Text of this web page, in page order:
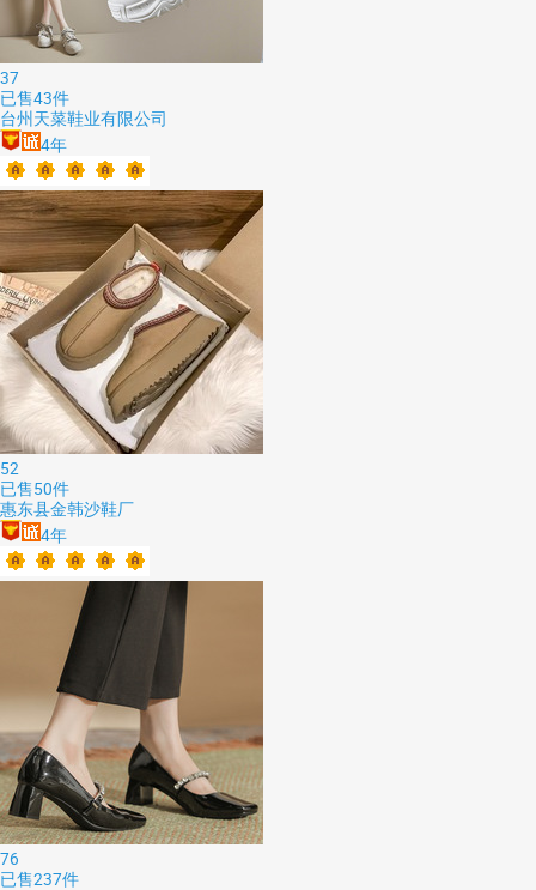
37
已售43件
台州天菜鞋业有限公司
4年
52
已售50件
惠东县金韩沙鞋厂
4年
76
已售237件